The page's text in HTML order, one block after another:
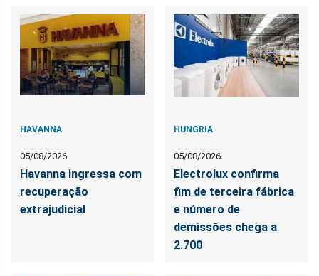
HAVANNA
05/08/2026
Havanna ingressa com
recuperação
extrajudicial
HUNGRIA
05/08/2026
Electrolux confirma
fim de terceira fábrica
e número de
demissões chega a
2.700